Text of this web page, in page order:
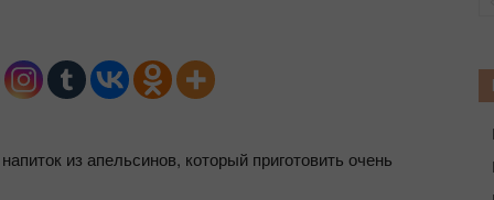
из апельсинов, который приготовить очень